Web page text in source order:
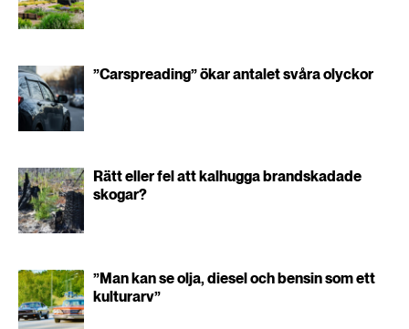
”Carspreading” ökar antalet svåra olyckor
Rätt eller fel att kalhugga brandskadade
skogar?
”Man kan se olja, diesel och bensin som ett
kulturarv”